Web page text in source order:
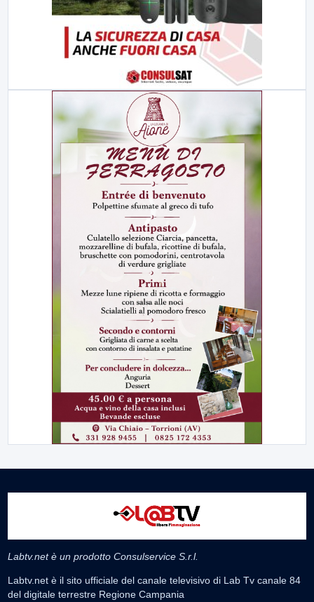
Labtv.net è un prodotto Consulservice S.r.l.
Labtv.net è il sito ufficiale del canale televisivo di Lab Tv canale 84
del digitale terrestre Regione Campania